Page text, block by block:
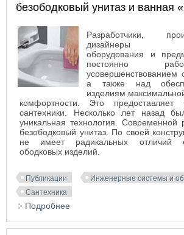
безободковый унитаз и ванная
Разработчики,
дизайнеры
оборудования и
постоянно
усовершенствованием
а также над
изделиям
комфортности. Это
сантехники. Несколько лет назад
уникальная технология. Современной
безободковый унитаз. По своей
не имеет радикальных отличий
ободковых изделий.
Публикации
Инженерные системы и
Сантехника
Подробнее